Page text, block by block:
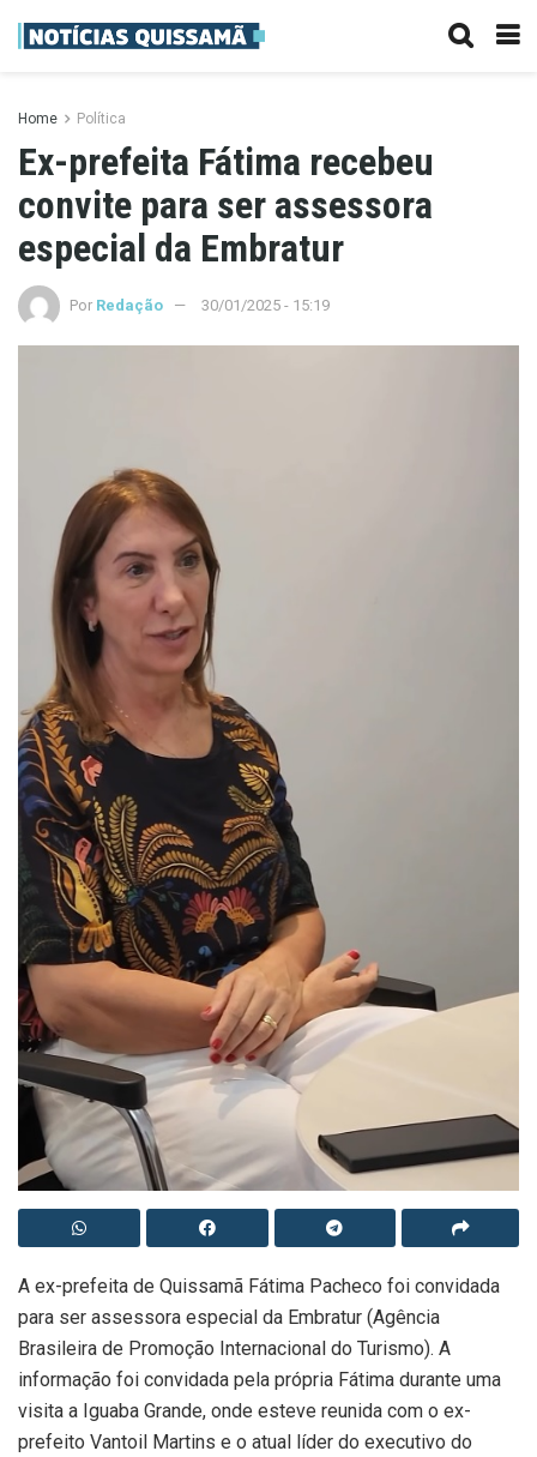
Home Política
Ex-prefeita Fátima recebeu
convite para ser assessora
especial da Embratur
Por Redação 30/01/2025 - 15:19
A ex-prefeita de Quissamã Fátima Pacheco foi convidada
para ser assessora especial da Embratur (Agência
Brasileira de Promoção Internacional do Turismo). A
informação foi convidada pela própria Fátima durante uma
visita a Iguaba Grande, onde esteve reunida com o ex-
prefeito Vantoil Martins e o atual líder do executivo do